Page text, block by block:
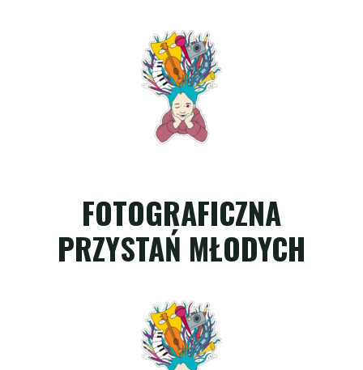
FOTOGRAFICZNA
PRZYSTAŃ MŁODYCH